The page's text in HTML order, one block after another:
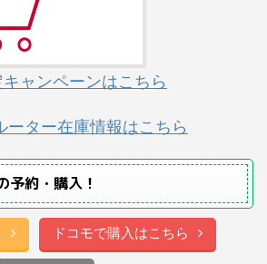
ャンペーンはこちら
ーター在庫情報はこちら
予約・購入！
ドコモで購入はこちら